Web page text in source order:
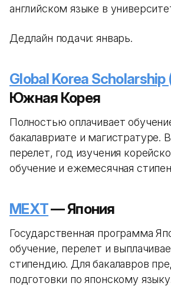
английском языке в
Дедлайн подачи: январь.
Global Korea Scholarship
Южная Корея
Полностью оплачивает
бакалавриате и магистратуре.
перелет, год изучения
обучение и ежемесячная
MEXT— Япония
Государственная программа
обучение, перелет и
стипендию. Для бакалавров
подготовки по японскому